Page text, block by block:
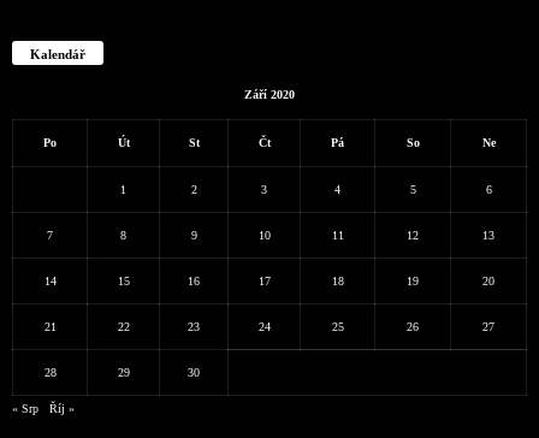
Kalendář
Září 2020
Po Út St Čt Pá So Ne
1 2 3 4 5 6
7 8 9 10 11 12 13
14 15 16 17 18 19 20
21 22 23 24 25 26 27
28 29 30
« Srp Říj »